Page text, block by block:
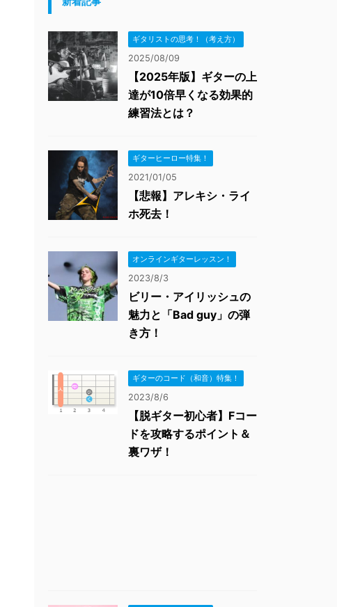
ギタリストの思考！（考え方）
2025/08/09
【2025年版】ギターの上
達が10倍早くなる効果的
練習法とは？
ギターヒーロー特集！
2021/01/05
【悲報】アレキシ・ライ
ホ死去！
オンラインギターレッスン！
2023/8/3
ビリー・アイリッシュの
魅力と「Bad guy」の弾
き方！
ギターのコード（和音）特集！
2023/8/6
【脱ギター初心者】Fコー
ドを攻略するポイント＆
裏ワザ！